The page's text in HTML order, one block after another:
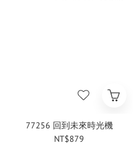
77256 回到未來時光機
NT$879